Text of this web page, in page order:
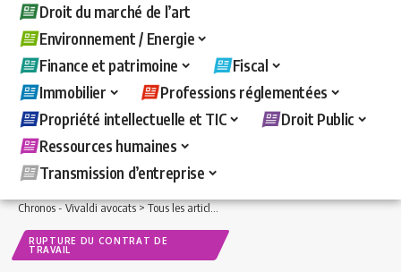
Droit du marché de l’art
Environnement / Energie
Finance et patrimoine
Fiscal
Immobilier
Professions réglementées
Propriété intellectuelle et TIC
Droit Public
Ressources humaines
Transmission d’entreprise
Chronos - Vivaldi avocats>Tous les articles >Ressources humaines>Rupture
RUPTURE DU CONTRAT DE
TRAVAIL